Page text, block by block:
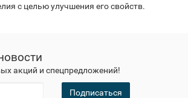
с целью улучшения его свойств.
акций и спецпредложений!
Подписаться